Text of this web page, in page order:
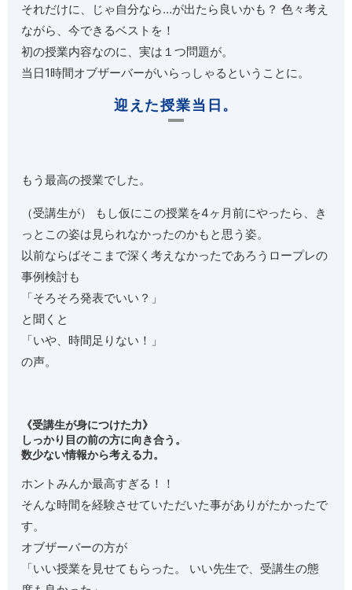
それだけに、じゃ自分なら…が出たら良いかも？ 色々考え
ながら、今できるベストを！
初の授業内容なのに、実は１つ問題が。
当日1時間オブザーバーがいらっしゃるということに。
迎えた授業当日。
もう最高の授業でした。
（受講生が） もし仮にこの授業を4ヶ月前にやったら、き
っとこの姿は見られなかったのかもと思う姿。
以前ならばそこまで深く考えなかったであろうロープレの
事例検討も
「そろそろ発表でいい？」
と聞くと
「いや、時間足りない！」
の声。
《受講生が身につけた力》
しっかり目の前の方に向き合う。
数少ない情報から考える力。
ホントみんか最高すぎる！！
そんな時間を経験させていただいた事がありがたかったで
す。
オブザーバーの方が
「いい授業を見せてもらった。 いい先生で、受講生の態